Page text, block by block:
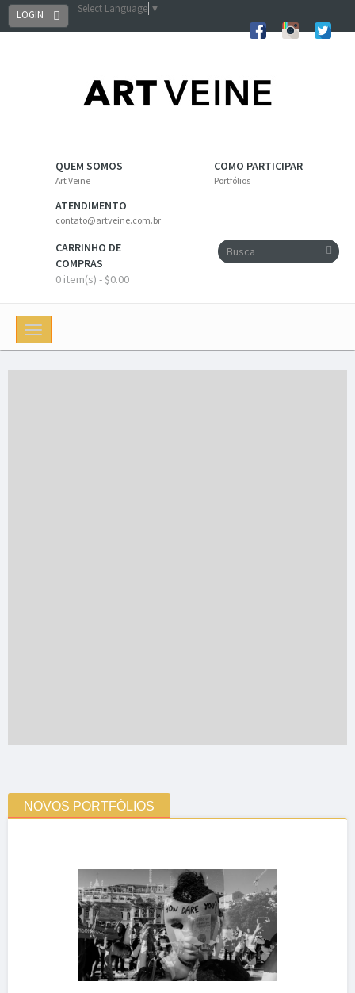
LOGIN Select Language ▼
QUEM SOMOS
Art Veine
COMO PARTICIPAR
Portfólios
ATENDIMENTO
contato@artveine.com.br
CARRINHO DE
COMPRAS
0 item(s) - $0.00
Toggle
navigation
NOVOS PORTFÓLIOS